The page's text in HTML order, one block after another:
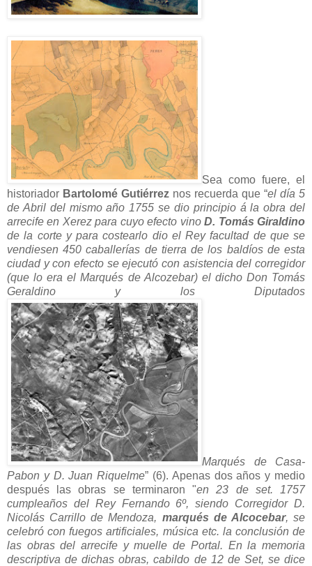
Sea como fuere, el
historiador Bartolomé Gutiérrez nos recuerda que “el día 5
de Abril del mismo año 1755 se dio principio á la obra del
arrecife en Xerez para cuyo efecto vinoD. Tomás Giraldino
de la corte y para costearlo dio el Rey facultad de que se
vendiesen 450 caballerías de tierra de los baldíos de esta
ciudad y con efecto se ejecutó con asistencia del corregidor
(que lo era el Marqués de Alcozebar) el dicho Don Tomás
Geraldino y los Diputados
Marqués de Casa-
Pabon y D. Juan Riquelme” (6). Apenas dos años y medio
después las obras se terminaron "en 23 de set. 1757
cumpleaños del Rey Fernando 6º, siendo Corregidor D.
Nicolás Carrillo de Mendoza, marqués de Alcocebar, se
celebró con fuegos artificiales, música etc. la conclusión de
las obras del arrecife y muelle de Portal. En la memoria
descriptiva de dichas obras, cabildo de 12 de Set, se dice